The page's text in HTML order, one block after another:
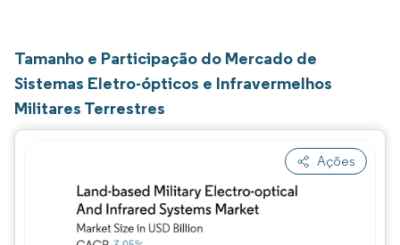
Tamanho e Participação do Mercado de
Sistemas Eletro-ópticos e Infravermelhos
Militares Terrestres
Ações